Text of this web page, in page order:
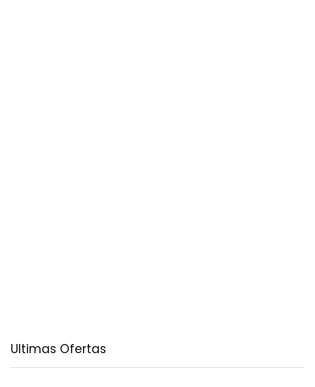
Ultimas Ofertas